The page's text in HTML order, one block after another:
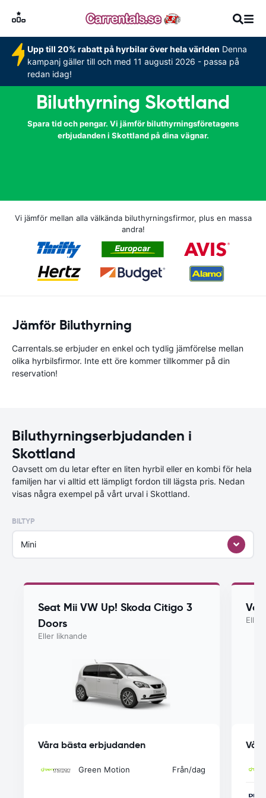
Upp till 20% rabatt på hyrbilar över hela världen Denna
kampanj gäller till och med 11 augusti 2026 - passa på
redan idag!
Biluthyrning Skottland
Spara tid och pengar. Vi jämför biluthyrningsföretagens
erbjudanden i Skottland på dina vägnar.
Vi jämför mellan alla välkända biluthyrningsfirmor, plus en massa
andra!
Jämför Biluthyrning
Carrentals.se erbjuder en enkel och tydlig jämförelse mellan
olika hyrbilsfirmor. Inte ett öre kommer tillkommer på din
reservation!
Biluthyrningserbjudanden i
Skottland
Oavsett om du letar efter en liten hyrbil eller en kombi för hela
familjen har vi alltid ett lämpligt fordon till lägsta pris. Nedan
visas några exempel på vårt urval i Skottland.
BILTYP
Mini
Seat Mii VW Up! Skoda Citigo 3
Doors
Eller liknande
Våra bästa erbjudanden
Green Motion Från/dag
Eller